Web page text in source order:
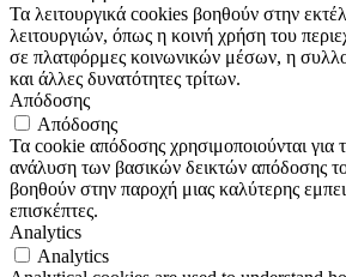
Τα λειτουργικά cookies βοηθούν στην
λειτουργιών, όπως η κοινή χρήση του
σε πλατφόρμες κοινωνικών μέσων, η
και άλλες δυνατότητες τρίτων.
Απόδοσης
Απόδοσης
Τα cookie απόδοσης χρησιμοποιούνται για
ανάλυση των βασικών δεικτών απόδοσης
βοηθούν στην παροχή μιας καλύτερης
επισκέπτες.
Analytics
Analytics